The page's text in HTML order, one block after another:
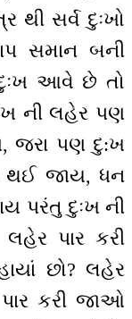
સર્વ દુઃખો
સમાન બની
આવે છે તો
ની લહેર પણ
જરા પણ દુ:ખ
થઈ જાય, ધન
પરંતુ દુઃખ ની
પાર કરી
છો? લહેર
કરી જાઓ